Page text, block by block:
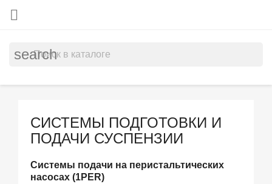

search
СИСТЕМЫ ПОДГОТОВКИ И
ПОДАЧИ СУСПЕНЗИИ
Системы подачи на перистальтических
насосах (1PER)